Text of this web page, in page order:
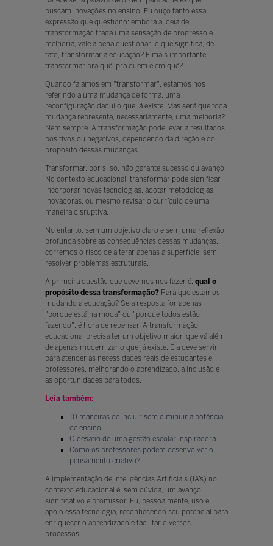
buscam inovações no ensino. Eu ouço tanto essa
expressão que questiono: embora a ideia de
transformação traga uma sensação de progresso e
melhoria, vale a pena questionar: o que significa, de
fato, transformar a educação? E mais importante,
transformar pra quê, pra quem e em quê?
Quando falamos em "transformar", estamos nos
referindo a uma mudança de forma, uma
reconfiguração daquilo que já existe. Mas será que toda
mudança representa, necessariamente, uma melhoria?
Nem sempre. A transformação pode levar a resultados
positivos ou negativos, dependendo da direção e do
propósito dessas mudanças.
Transformar, por si só, não garante sucesso ou avanço.
No contexto educacional, transformar pode significar
incorporar novas tecnologias, adotar metodologias
inovadoras, ou mesmo revisar o currículo de uma
maneira disruptiva.
No entanto, sem um objetivo claro e sem uma reflexão
profunda sobre as consequências dessas mudanças,
corremos o risco de alterar apenas a superfície, sem
resolver problemas estruturais.
A primeira questão que devemos nos fazer é: qual o
propósito dessa transformação?Para que estamos
mudando a educação? Se a resposta for apenas
"porque está na moda" ou "porque todos estão
fazendo", é hora de repensar. A transformação
educacional precisa ter um objetivo maior, que vá além
de apenas modernizar o que já existe. Ela deve servir
para atender às necessidades reais de estudantes e
professores, melhorando o aprendizado, a inclusão e
as oportunidades para todos.
Leia também:
10 maneiras de incluir sem diminuir a potência
de ensino
O desafio de uma gestão escolar inspiradora
Como os professores podem desenvolver o
pensamento criativo?
A implementação de Inteligências Artificiais (IA’s) no
contexto educacional é, sem dúvida, um avanço
significativo e promissor. Eu, pessoalmente, uso e
apoio essa tecnologia, reconhecendo seu potencial para
enriquecer o aprendizado e facilitar diversos
processos.